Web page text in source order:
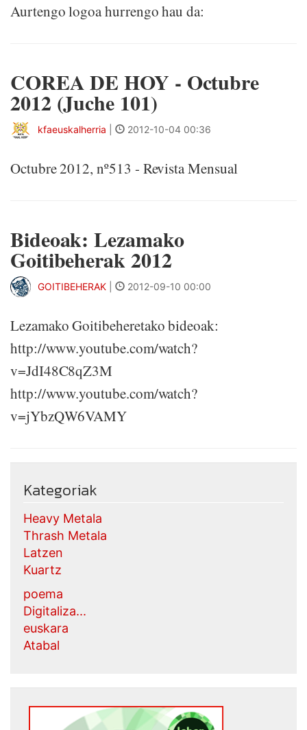
Aurtengo logoa hurrengo hau da:
COREA DE HOY - Octubre
2012 (Juche 101)
kfaeuskalherria 2012-10-04 00:36
Octubre 2012, nº513 - Revista Mensual
Bideoak: Lezamako
Goitibeherak 2012
GOITIBEHERAK 2012-09-10 00:00
Lezamako Goitibeheretako bideoak:
http://www.youtube.com/watch?
v=JdI48C8qZ3M
http://www.youtube.com/watch?
v=jYbzQW6VAMY
Kategoriak
Heavy Metala
Thrash Metala
Latzen
Kuartz
poema
Digitaliza...
euskara
Atabal